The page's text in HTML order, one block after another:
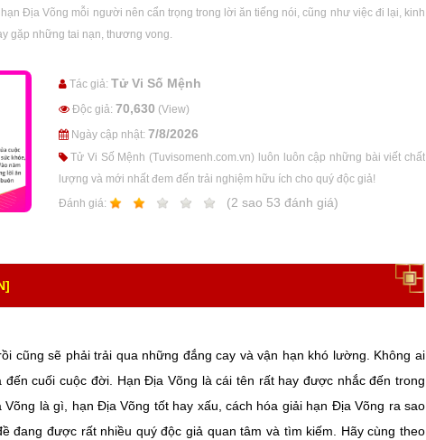
Địa Võng mỗi người nên cẩn trọng trong lời ăn tiếng nói, cũng như việc đi lại, kinh
gặp những tai nạn, thương vong.
Tác giả: Tử Vi Số Mệnh
Độc giả: 70,630 (View)
Ngày cập nhật: 7/8/2026
Tử Vi Số Mệnh (Tuvisomenh.com.vn) luôn luôn cập những bài viết chất
lượng và mới nhất đem đến trải nghiệm hữu ích cho quý độc giả!
Ðánh giá:
1 2 (2 sao 53 đánh giá)
cũng sẽ phải trải qua những đắng cay và vận hạn khó lường. Không ai
cuối cuộc đời. Hạn Địa Võng là cái tên rất hay được nhắc đến trong
là gì, hạn Địa Võng tốt hay xấu, cách hóa giải hạn Địa Võng ra sao
đang được rất nhiều quý độc giả quan tâm và tìm kiếm. Hãy cùng theo